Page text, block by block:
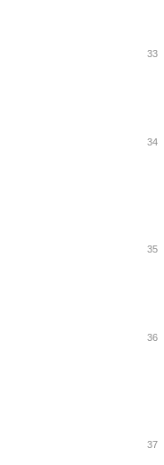
33
34
35
36
37